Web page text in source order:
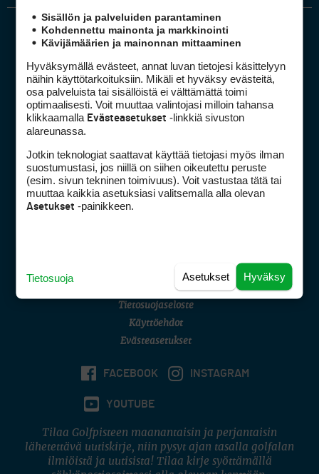
Golfpiste mediakortti
Golfpisteen yhteystiedot
DSA avoimuusraportti
Asiakaspalvelu
(digi) digi@otavamedia.fi
Tietosuojaseloste
Käyttöehdot
Evästeasetukset
FACEBOOK INSTAGRAM
YOUTUBE
Tilaa Golfpisteen maanantaisin ja perjantaisin
lähetettävä uutiskirje, niin pysyt ajan tasalla golfalan
ilmiöistä ja uutisista! Tilaa kirje syöttämällä
Sisällön ja palveluiden parantaminen
Kohdennettu mainonta ja markkinointi
Kävijämäärien ja mainonnan mittaaminen
Hyväksymällä evästeet, annat luvan tietojesi käsittelyyn
näihin käyttötarkoituksiin. Mikäli et hyväksy evästeitä,
osa palveluista tai sisällöistä ei välttämättä toimi
optimaalisesti. Voit muuttaa valintojasi milloin tahansa
klikkaamalla Evästeasetukset -linkkiä sivuston
alareunassa.
Jotkin teknologiat saattavat käyttää tietojasi myös ilman
suostumustasi, jos niillä on siihen oikeutettu peruste
(esim. sivun tekninen toimivuus). Voit vastustaa tätä tai
muuttaa kaikkia asetuksiasi valitsemalla alla olevan
Asetukset -painikkeen.
Hyväksy
Asetukset
Tietosuoja